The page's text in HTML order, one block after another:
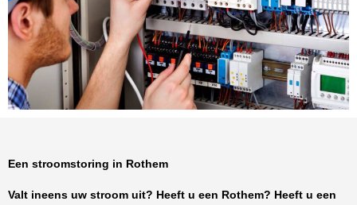
Een stroomstoring in Rothem
Valt ineens uw stroom uit? Heeft u een Rothem? Heeft u een